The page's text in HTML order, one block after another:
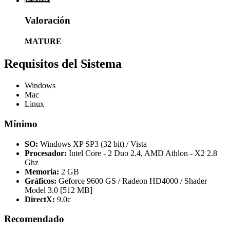
Valoración
MATURE
Requisitos del Sistema
Windows
Mac
Linux
Mínimo
SO: Windows XP SP3 (32 bit) / Vista
Procesador: Intel Core - 2 Duo 2.4, AMD Athlon - X2 2.8
Ghz
Memoria: 2 GB
Gráficos: Geforce 9600 GS / Radeon HD4000 / Shader
Model 3.0 [512 MB]
DirectX: 9.0c
Recomendado